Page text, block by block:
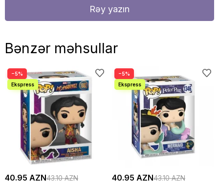
Rəy yazın
Bənzər məhsullar
−5%
40.95 AZN43.10 AZN
−5%
40.95 AZN43.10 AZN